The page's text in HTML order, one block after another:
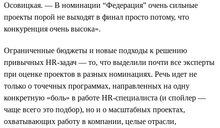
Осовицкая. — В номинации “Федерация” очень сильные
проекты порой не выходят в финал просто потому, что
конкуренция очень высока».
Ограниченные бюджеты и новые подходы к решению
привычных HR-задач — то, что выделили почти все эксперты
при оценке проектов в разных номинациях. Речь идет не
только о точечных программах, направленных на одну
конкретную «боль» в работе HR-специалиста (и спойлер —
чаще всего это подбор), но и о масштабных проектах,
охватывающих работу в компании, целые отрасли,